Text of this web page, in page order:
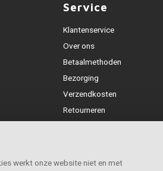
Service
Klantenservice
Over ons
Betaalmethoden
Bezorging
Verzendkosten
Retourneren
Openingstijden & contact
werkt onze website niet en met